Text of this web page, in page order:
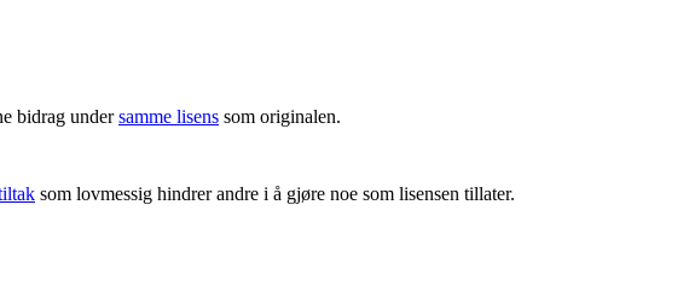
bidrag undersamme lisens som originalen.
som lovmessig hindrer andre i å gjøre noe som lisensen tillater.